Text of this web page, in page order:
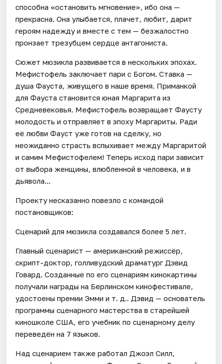
способна «остановить мгновение», ибо она —
прекрасна. Она улыбается, плачет, любит, дарит
героям надежду и вместе с тем — безжалостно
пронзает трезубцем сердце антагониста.
Сюжет мюзикла развивается в нескольких эпохах.
Мефистофель заключает пари с Богом. Ставка —
душа Фауста, живущего в наше время. Приманкой
для Фауста становится юная Маргарита из
Средневековья. Мефистофель возвращает Фаусту
молодость и отправляет в эпоху Маргариты. Ради
её любви Фауст уже готов на сделку, но
неожиданно страсть вспыхивает между Маргаритой
и самим Мефистофелем! Теперь исход пари зависит
от выбора женщины, влюбленной в человека, и в
дьявола...
Проекту несказанно повезло с командой
постановщиков:
Сценарий для мюзикла создавался более 5 лет.
Главный сценарист — американский режиссёр,
скрипт-доктор, голливудский драматург Дэвид
Говард. Созданные по его сценариям кинокартины
получали награды на Берлинском кинофестивале,
удостоены премии Эмми и т. д.. Дэвид — основатель
программы сценарного мастерства в старейшей
киношколе США, его учебник по сценарному делу
переведён на 7 языков.
Над сценарием также работал Джоэл Силл,